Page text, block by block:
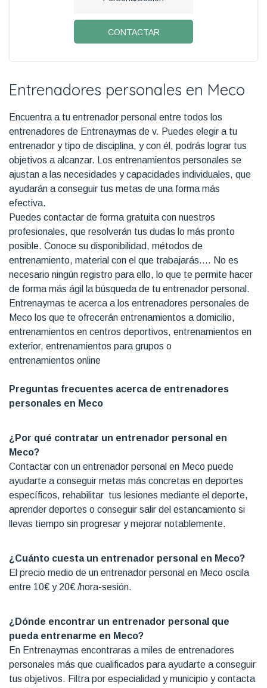
CONTACTAR
Entrenadores personales en Meco
Encuentra a tu entrenador personal entre todos los
entrenadores de Entrenaymas de v. Puedes elegir a tu
entrenador y tipo de disciplina, y con él, podrás lograr tus
objetivos a alcanzar. Los entrenamientos personales se
ajustan a las necesidades y capacidades individuales, que
ayudarán a conseguir tus metas de una forma más
efectiva.
Puedes contactar de forma gratuita con nuestros
profesionales, que resolverán tus dudas lo más pronto
posible. Conoce su disponibilidad, métodos de
entrenamiento, material con el que trabajarás…. No es
necesario ningún registro para ello, lo que te permite hacer
de forma más ágil la búsqueda de tu entrenador personal.
Entrenaymas te acerca a los entrenadores personales de
Meco los que te ofrecerán entrenamientos a domicilio,
entrenamientos en centros deportivos, entrenamientos en
exterior, entrenamientos para grupos o
entrenamientos online
Preguntas frecuentes acerca de entrenadores
personales en Meco
¿Por qué contratar un entrenador personal en
Meco?
Contactar con un entrenador personal en Meco puede
ayudarte a conseguir metas más concretas en deportes
específicos, rehabilitar tus lesiones mediante el deporte,
aprender deportes o conseguir salir del estancamiento si
llevas tiempo sin progresar y mejorar notablemente.
¿Cuánto cuesta un entrenador personal en Meco?
El precio medio de un entrenador personal en Meco oscila
entre 10€ y 20€ /hora-sesión.
¿Dónde encontrar un entrenador personal que
pueda entrenarme en Meco?
En Entrenaymas encontraras a miles de entrenadores
personales más que cualificados para ayudarte a conseguir
tus objetivos. Filtra por especialidad y municipio y contacta